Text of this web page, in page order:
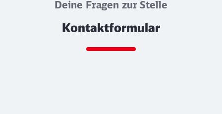
Deine Fragen zur Stelle
Kontaktformular